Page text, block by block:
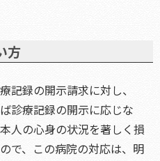
方
記録の開示請求に対し、
診療記録の開示に応じな
人の心身の状況を著しく損
で、この病院の対応は、明